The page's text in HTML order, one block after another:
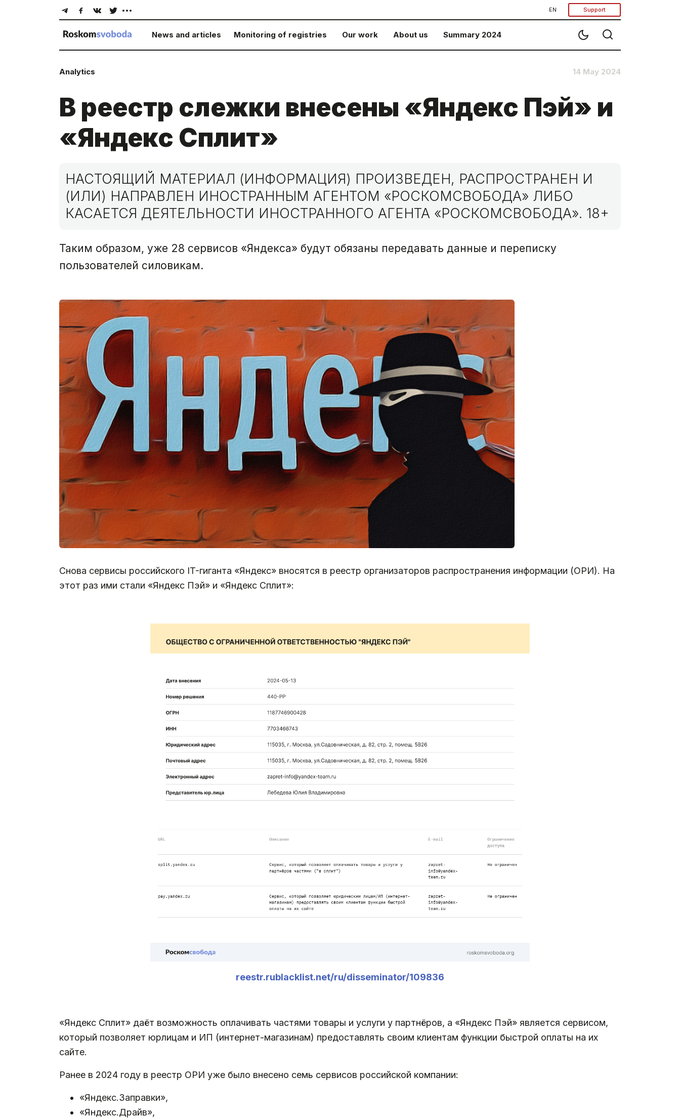
EN Support
News and articles Monitoring of registries Our work About us Summary 2024
Analytics 14 May 2024
В реестр слежки внесены «Яндекс Пэй» и
«Яндекс Сплит»
НАСТОЯЩИЙ МАТЕРИАЛ (ИНФОРМАЦИЯ) ПРОИЗВЕДЕН, РАСПРОСТРАНЕН И
(ИЛИ) НАПРАВЛЕН ИНОСТРАННЫМ АГЕНТОМ «РОСКОМСВОБОДА» ЛИБО
КАСАЕТСЯ ДЕЯТЕЛЬНОСТИ ИНОСТРАННОГО АГЕНТА «РОСКОМСВОБОДА». 18+
Таким образом, уже 28 сервисов «Яндекса» будут обязаны передавать данные и переписку
пользователей силовикам.
Снова сервисы российского IT-гиганта «Яндекс» вносятся в реестр организаторов распространения информации (ОРИ). На
этот раз ими стали «Яндекс Пэй» и «Яндекс Сплит»:
reestr.rublacklist.net/ru/disseminator/109836
«Яндекс Сплит» даёт возможность оплачивать частями товары и услуги у партнёров, а «Яндекс Пэй» является сервисом,
который позволяет юрлицам и ИП (интернет-магазинам) предоставлять своим клиентам функции быстрой оплаты на их
сайте.
Ранее в 2024 году в реестр ОРИ уже было внесено семь сервисов российской компании:
«Яндекс.Заправки»,
«Яндекс.Драйв»,